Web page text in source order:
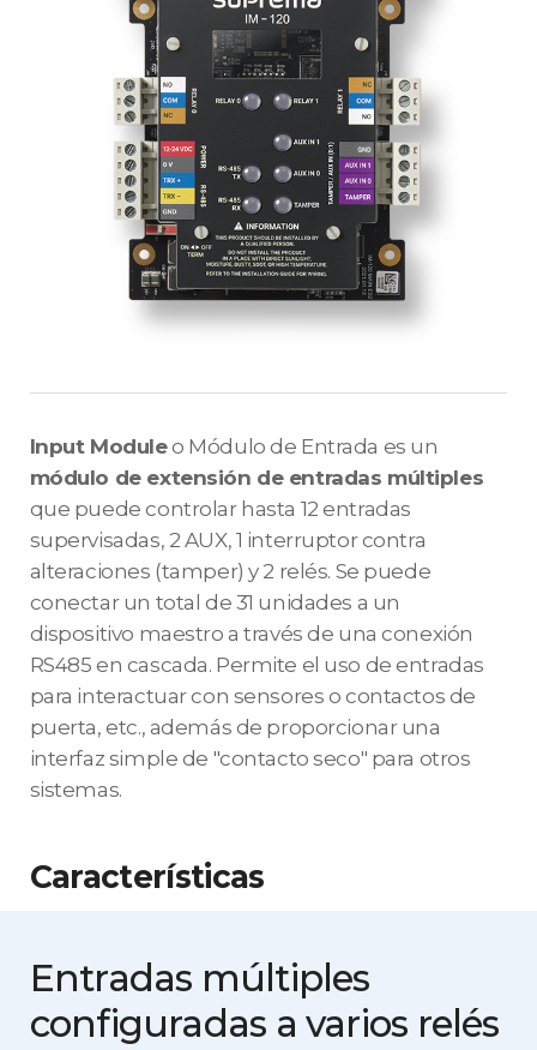
Input Moduleo Módulo de Entrada es un
módulo de extensión de entradas múltiples
que puede controlar hasta 12 entradas
supervisadas, 2 AUX, 1 interruptor contra
alteraciones (tamper) y 2 relés. Se puede
conectar un total de 31 unidades a un
dispositivo maestro a través de una conexión
RS485 en cascada. Permite el uso de entradas
para interactuar con sensores o contactos de
puerta, etc., además de proporcionar una
interfaz simple de "contacto seco" para otros
sistemas.
Características
Entradas múltiples
configuradas a varios relés